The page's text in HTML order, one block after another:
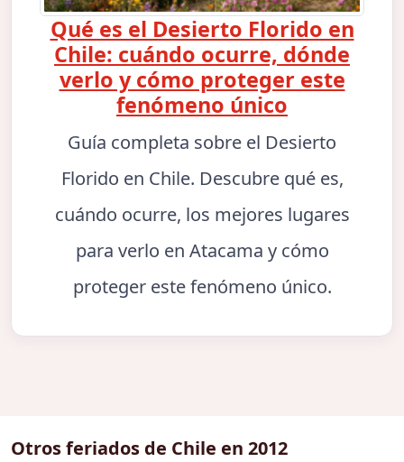
Qué es el Desierto Florido en
Chile: cuándo ocurre, dónde
verlo y cómo proteger este
fenómeno único
Guía completa sobre el Desierto
Florido en Chile. Descubre qué es,
cuándo ocurre, los mejores lugares
para verlo en Atacama y cómo
proteger este fenómeno único.
Otros feriados de Chile en 2012